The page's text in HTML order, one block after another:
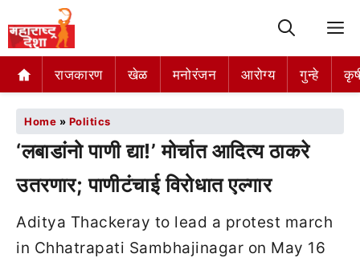
राजकारण खेळ मनोरंजन आरोग्य गुन्हे
Home » Politics
‘लबाडांनो पाणी द्या!’ मोर्चात आदित्य ठाकरे
उतरणार; पाणीटंचाई विरोधात एल्गार
Aditya Thackeray to lead a protest march
in Chhatrapati Sambhajinagar on May 16